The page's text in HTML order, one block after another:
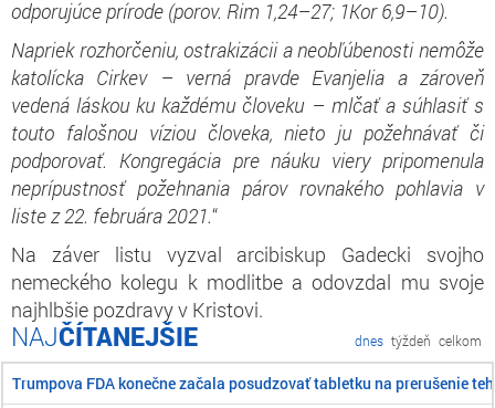
odporujúce prírode (porov. Rim 1,24–27; 1Kor 6,9–10).
Napriek rozhorčeniu, ostrakizácii a neobľúbenosti nemôže
katolícka Cirkev – verná pravde Evanjelia a zároveň
vedená láskou ku každému človeku – mlčať a súhlasiť s
touto falošnou víziou človeka, nieto ju požehnávať či
podporovať. Kongregácia pre náuku viery pripomenula
neprípustnosť požehnania párov rovnakého pohlavia v
liste z 22. februára 2021.“
Na záver listu vyzval arcibiskup Gadecki svojho
nemeckého kolegu k modlitbe a odovzdal mu svoje
najhlbšie pozdravy v Kristovi.
ČÍTANEJŠIE dnes týždeň celkom
Trumpova FDA konečne začala posudzovať tabletku na prerušenie